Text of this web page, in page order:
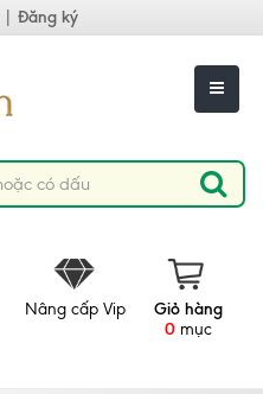
Đăng ký
Giỏ hàng
0 mục
Nâng cấp Vip